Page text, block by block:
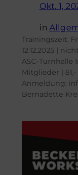
Okt. 1,
in
Trainingszeit:
12.12.2025 |
ASC-Turnhalle
Mitglieder |
Anmeldung:
Bernadette